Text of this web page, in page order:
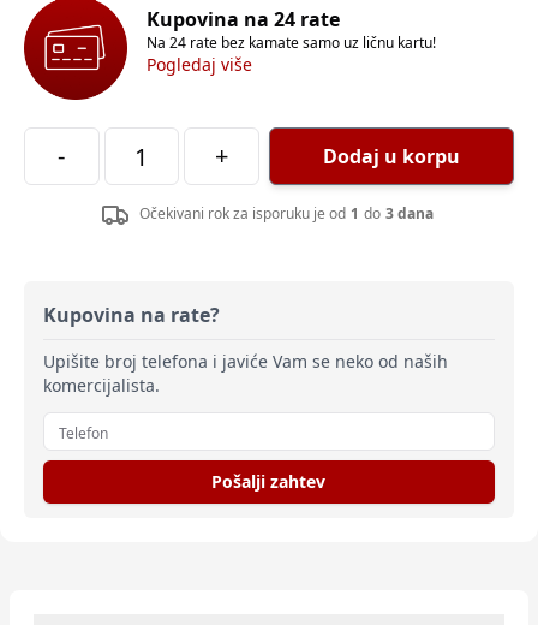
Kupovina na 24 rate
Na 24 rate bez kamate samo uz ličnu kartu!
Pogledaj više
- + Dodaj u korpu
Očekivani rok za isporuku je od 1 do 3 dana
Kupovina na rate?
Upišite broj telefona i javiće Vam se neko od naših
komercijalista.
Pošalji zahtev